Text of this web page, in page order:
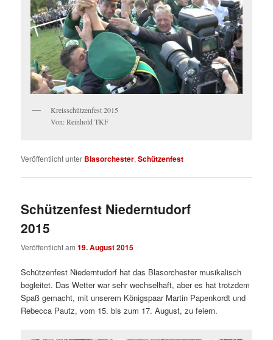
Kreisschützenfest 2015
Von: Reinhold TKF
Veröffentlicht unter Blasorchester,Schützenfest
Schützenfest Niederntudorf
2015
Veröffentlicht am19. August 2015
Schützenfest Niederntudorf hat das Blasorchester musikalisch
begleitet. Das Wetter war sehr wechselhaft, aber es hat trotzdem
Spaß gemacht, mit unserem Königspaar Martin Papenkordt und
Rebecca Pautz, vom 15. bis zum 17. August, zu feiern.